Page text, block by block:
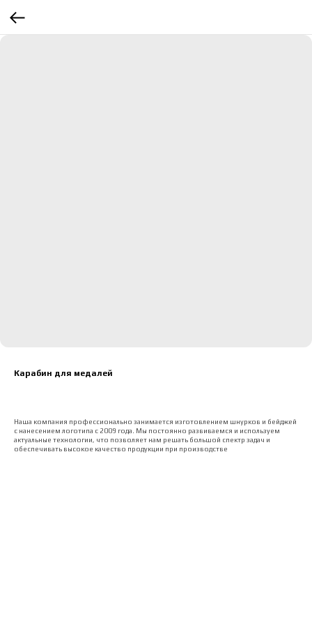
Карабин для медалей
Наша компания профессионально занимается изготовлением шнурков и бейджей
с нанесением логотипа с 2009 года. Мы постоянно развиваемся и используем
актуальные технологии, что позволяет нам решать большой спектр задач и
обеспечивать высокое качество продукции при производстве